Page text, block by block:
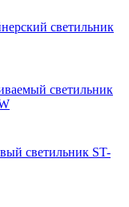
светильник
светильник
светильник ST-